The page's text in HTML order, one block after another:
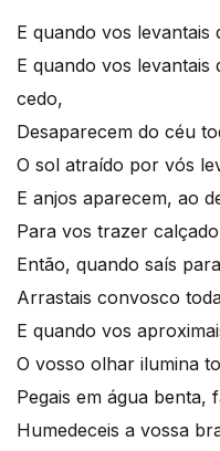
E quando vos levantais
E quando vos levantais
cedo,
Desaparecem do céu
O sol atraído por vós
E anjos aparecem, ao
Para vos trazer
Então, quando saís
Arrastais convosco
E quando vos
O vosso olhar ilumina
Pegais em água benta,
Humedeceis a vossa